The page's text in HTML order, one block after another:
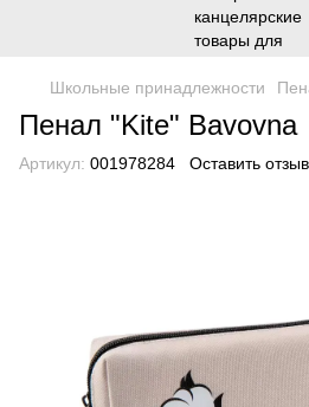
Школьные принадлежности
Пенал "Kite" Bavovna
Артикул: 001978284 Оставить отзыв